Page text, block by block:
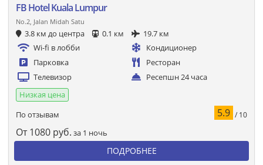
FB Hotel Kuala Lumpur
No.2, Jalan Midah Satu
3.8 км до центра 0.1 км
19.7 км
Wi-fi в лобби
Кондиционер
Парковка
Ресторан
Телевизор
Ресепшн 24 часа
Низкая цена
По отзывам
5.9 / 10
От 1080 руб. за 1 ночь
ПОДРОБНЕЕ